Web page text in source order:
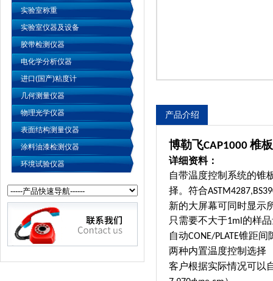
实验室称重
实验室仪器及设备
胶带检测仪器
电化学分析仪器
进口(国产)粘度计
几何测量仪器
物理光学仪器
表面结构测量仪器
涂料油漆检测仪器
环境试验仪器
产品介绍
博勒飞CAP1000 椎
详细资料：
自带温度控制系统的锥
择。符合
新的大屏幕可同时显示
只需要不大于1ml 的样
自动CONE/PLATE锥距
两种内置温度控制选
客户根据实际情况可以